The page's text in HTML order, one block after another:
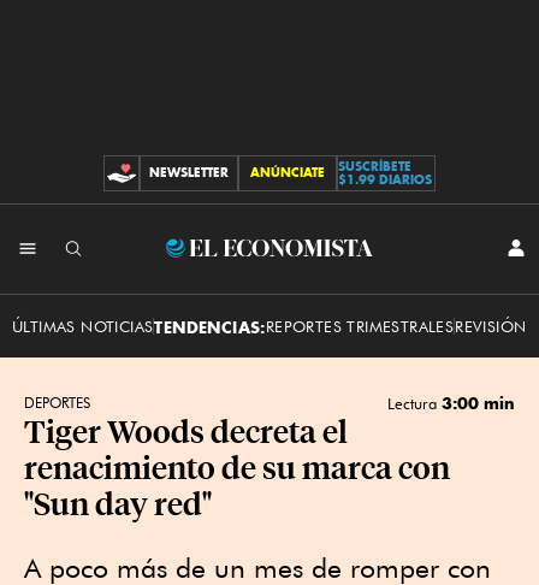
CONTRIBUCIONES
NEWSLETTER ANÚNCIATE
SUSCRÍBETE
$1.99 DIARIOS
El
ÚLTIMAS NOTICIASTENDENCIAS:REPORTES TRIMESTRALESREVISIÓN
DEPORTES Lectura 3:00 min
Tiger Woods decreta el
renacimiento de su marca con
"Sun day red"
A poco más de un mes de romper con